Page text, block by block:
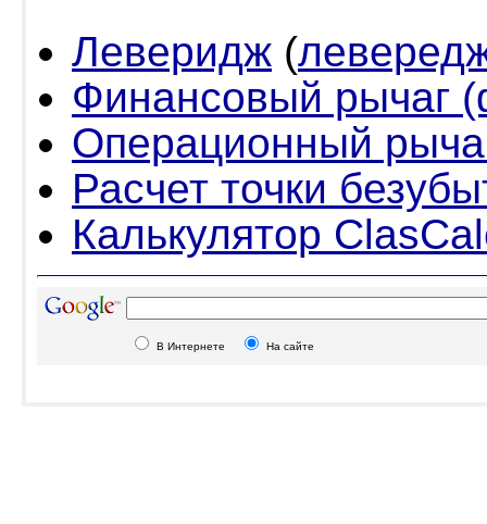
Леверидж (
Финансовый рычаг
Операционный
Расчет точки
Калькулятор
В Интернете На сайте